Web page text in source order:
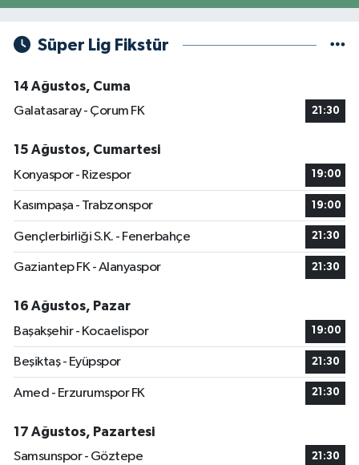
Süper Lig Fikstür
14 Ağustos, Cuma
Galatasaray - Çorum FK
21:30
15 Ağustos, Cumartesi
Konyaspor - Rizespor
19:00
Kasımpaşa - Trabzonspor 19:00
Gençlerbirliği S.K. - Fenerbahçe 21:30
Gaziantep FK - Alanyaspor 21:30
16 Ağustos, Pazar
Başakşehir - Kocaelispor
19:00
Beşiktaş - Eyüpspor 21:30
Amed - Erzurumspor FK 21:30
17 Ağustos, Pazartesi
Samsunspor - Göztepe
21:30